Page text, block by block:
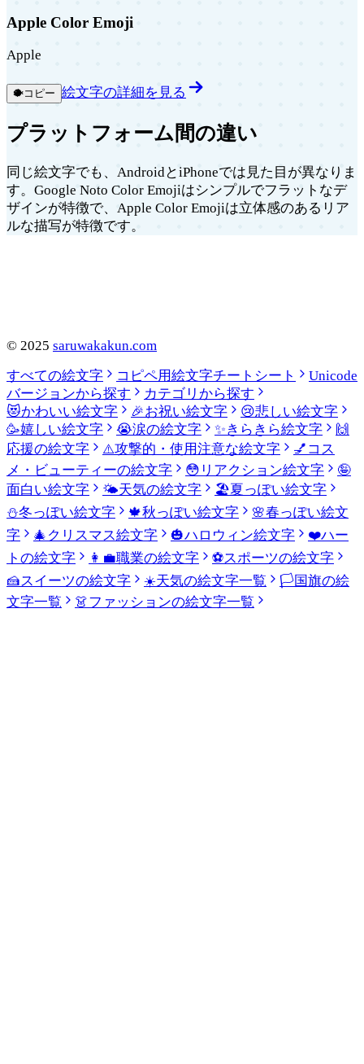
Apple Color Emoji
Apple
🐡コピー 絵文字の詳細を見る
プラットフォーム間の違い
同じ絵文字でも、AndroidとiPhoneでは見た目が異なりま
す。Google Noto Color Emojiはシンプルでフラットなデ
ザインが特徴で、Apple Color Emojiは立体感のあるリア
ルな描写が特徴です。
© 2025 saruwakakun.com
すべての絵文字
コピペ用絵文字チートシート
Unicode
バージョンから探す
カテゴリから探す
😻かわいい絵文字 🎉お祝い絵文字 😢悲しい絵文字
🥳嬉しい絵文字 😭涙の絵文字 ✨きらきら絵文字
🙌
応援の絵文字
⚠️攻撃的・使用注意な絵文字 💅 コス
メ・ビューティーの絵文字
😳 リアクション絵文字
🤪
面白い絵文字
🌤️天気の絵文字 🏖️夏っぽい絵文字
⛄冬っぽい絵文字 🍁秋っぽい絵文字 🌸春っぽい絵文
字
🎄 クリスマス絵文字 🎃ハロウィン絵文字 ❤️ハー
トの絵文字
👩‍💼職業の絵文字 ⚽スポーツの絵文字
🍰スイーツの絵文字 ☀️天気の絵文字一覧 🏳️国旗の絵
文字一覧
👗ファッションの絵文字一覧